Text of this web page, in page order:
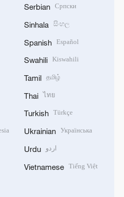
Serbian Српски
Sinhala සිංහල
Spanish Español
Swahili Kiswahili
Tamil தமிழ்
Thai ไทย
Turkish Türkçe
Ukrainian Українська
Urdu اردو
Vietnamese Tiếng Việt